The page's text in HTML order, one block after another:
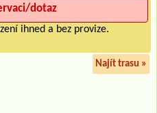
ihned a bez provize.
Najít trasu »